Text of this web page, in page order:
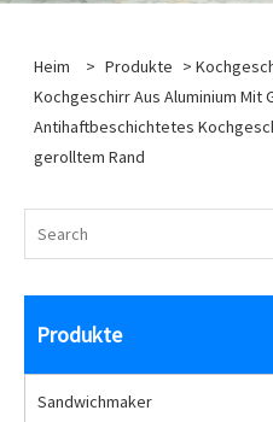
Heim > Produkte >
Kochgeschirr Aus Aluminium Mit
Antihaftbeschichtetes
gerolltem Rand
Produkte
Sandwichmaker